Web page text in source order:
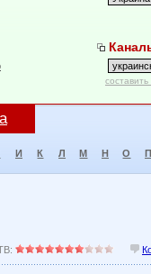
И К Л М Н О П